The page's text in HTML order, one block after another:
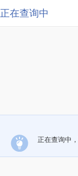
正在查询中
正在查询中